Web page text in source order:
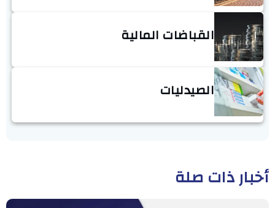
القباضات المالية
الصيدليات
أخبار ذات صلة